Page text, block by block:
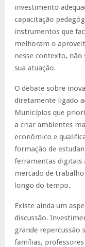
investimento
capacitação
instrumentos que
melhoram o
nesse contexto,
sua atuação.
O debate sobre
diretamente ligado
Municípios que
a criar ambientes
econômico e
formação de
ferramentas digitais
mercado de trabalho
longo do tempo.
Existe ainda um
discussão.
grande repercussão
famílias,